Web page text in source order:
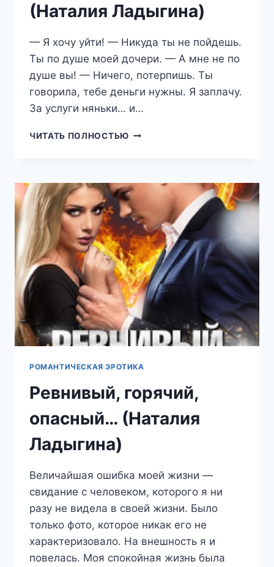
(Наталия Ладыгина)
— Я хочу уйти! — Никуда ты не пойдешь.
Ты по душе моей дочери. — А мне не по
душе вы! — Ничего, потерпишь. Ты
говорила, тебе деньги нужны. Я заплачу.
За услуги няньки… и…
ЧИТАТЬ ПОЛНОСТЬЮ ЕГО
ЛАДЫГИНА)
РОМАНТИЧЕСКАЯ ЭРОТИКА
Ревнивый, горячий,
опасный… (Наталия
Ладыгина)
Величайшая ошибка моей жизни —
свидание с человеком, которого я ни
разу не видела в своей жизни. Было
только фото, которое никак его не
характеризовало. На внешность я и
повелась. Моя спокойная жизнь была